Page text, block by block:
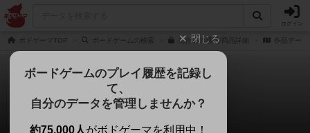
ログイン
ボドゲーマTOP ボードゲームの検索 光合成の通販/商品詳細 作品データ
光合成
0件の掲示板
閉じる
ボードゲームのプレイ履歴を記録し
て、
自分のデータを管理しませんか？
約75,000人がボドゲーマを利用中！